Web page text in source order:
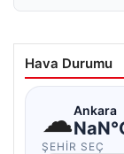
Hava Durumu
☁Ankara
ŞEHIR SEÇ